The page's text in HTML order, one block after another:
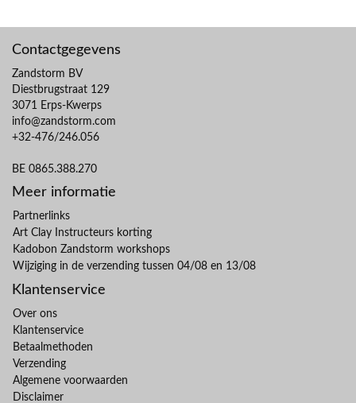
Contactgegevens
Zandstorm BV
Diestbrugstraat 129
3071 Erps-Kwerps
info@zandstorm.com
+32-476/246.056
BE 0865.388.270
Meer informatie
Partnerlinks
Art Clay Instructeurs korting
Kadobon Zandstorm workshops
Wijziging in de verzending tussen 04/08 en 13/08
Klantenservice
Over ons
Klantenservice
Betaalmethoden
Verzending
Algemene voorwaarden
Disclaimer